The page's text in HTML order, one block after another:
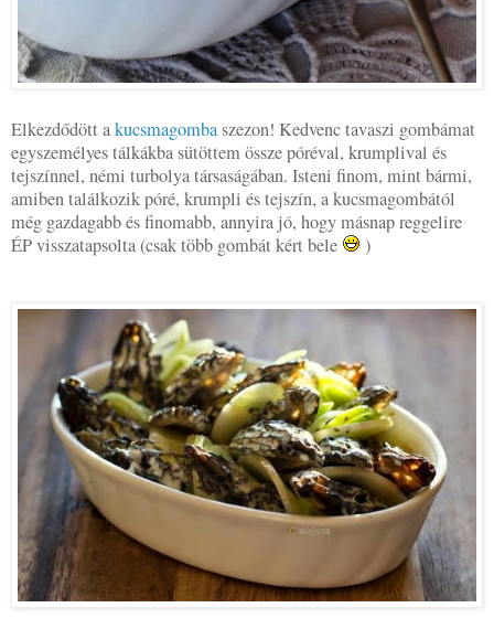
Elkezdődött akucsmagombaszezon! Kedvenc tavaszi gombámat
egyszemélyes tálkákba sütöttem össze póréval, krumplival és
tejszínnel, némi turbolya társaságában. Isteni finom, mint bármi,
amiben találkozik póré, krumpli és tejszín, a kucsmagombától
még gazdagabb és finomabb, annyira jó, hogy másnap reggelire
ÉP visszatapsolta (csak több gombát kért bele
)